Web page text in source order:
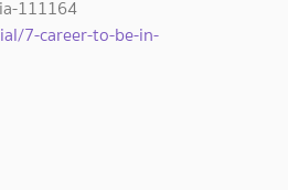
111164
7-career-to-be-in-